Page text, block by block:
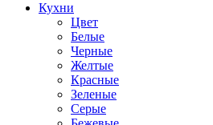
Кухни
Цвет
Белые
Черные
Желтые
Красные
Зеленые
Серые